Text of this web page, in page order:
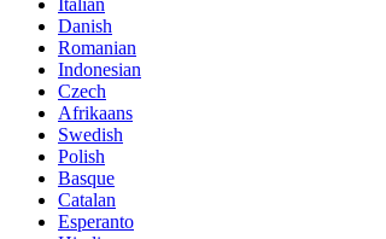
Italian
Danish
Romanian
Indonesian
Czech
Afrikaans
Swedish
Polish
Basque
Catalan
Esperanto